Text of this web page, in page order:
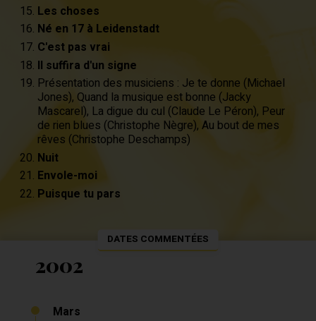
Les choses
Né en 17 à Leidenstadt
C'est pas vrai
Il suffira d'un signe
Présentation des musiciens : Je te donne (Michael
Jones), Quand la musique est bonne (Jacky
Mascarel), La digue du cul (Claude Le Péron), Peur
de rien blues (Christophe Nègre), Au bout de mes
rêves (Christophe Deschamps)
Nuit
Envole-moi
Puisque tu pars
DATES COMMENTÉES
2002
Mars